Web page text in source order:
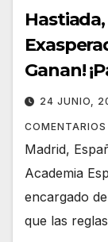
Ganan!
24 JUNIO,
COMENTARIOS
Madrid,
Academia
encargado
que las